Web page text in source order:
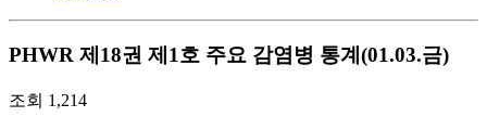
PHWR 제18권 제1호 주요 감염병 통계(01.03.금)
조회 1,214